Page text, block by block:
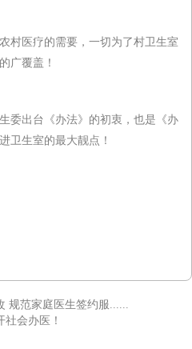
村医疗的需要，一切为了村卫生室
广覆盖！
委出台《办法》的初衷，也是《办
卫生室的最大靓点！
规范家庭医生签约服......
会办医！